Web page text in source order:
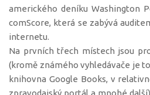
amerického deníku Washington
comScore, která se zabývá
internetu.
Na prvních třech místech jsou
(kromě známého vyhledávače je
knihovna Google Books, v
zpravodajský portál a mnohé